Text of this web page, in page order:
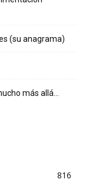
(su anagrama)
más allá…
816